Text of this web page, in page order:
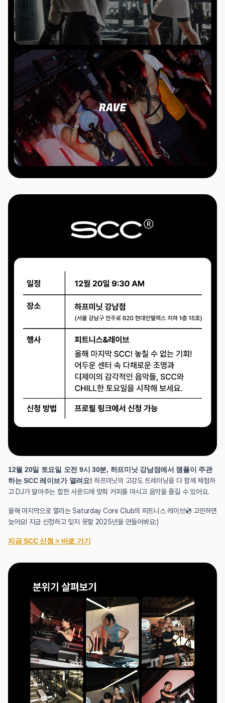
12월 20일 토요일 오전 9시 30분, 하프미닛 강남점에서 잼플이 주관
하는 SCC 레이브가 열려요! 하프미닛의 고강도 트레이닝을 다 함께 체험하
고 DJ가 말아주는 힙한 사운드에 맞춰 커피를 마시고 음악을 즐길 수 있어요.
올해 마지막으로 열리는 Saturday Core Club의 피트니스 레이브💿 고민하면
늦어요! 지금 신청하고 잊지 못할 2025년을 만들어봐요:)
지금 SCC 신청 > 바로 가기